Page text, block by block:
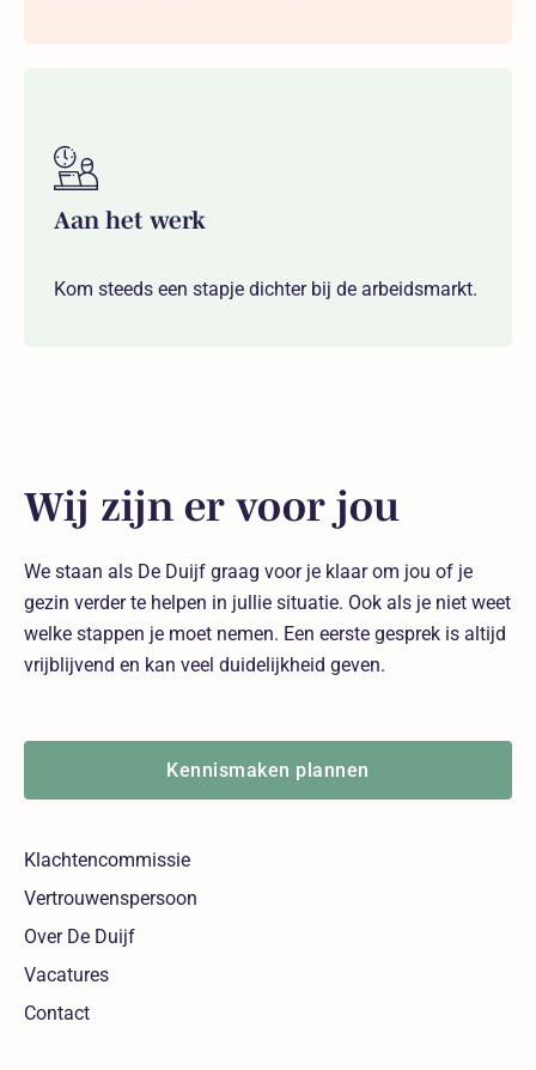
Aan het werk
Kom steeds een stapje dichter bij de arbeidsmarkt.
Wij zijn er voor jou
We staan als De Duijf graag voor je klaar om jou of je
gezin verder te helpen in jullie situatie. Ook als je niet weet
welke stappen je moet nemen. Een eerste gesprek is altijd
vrijblijvend en kan veel duidelijkheid geven.
Kennismaken plannen
Klachtencommissie
Vertrouwenspersoon
Over De Duijf
Vacatures
Contact